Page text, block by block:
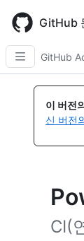
main
content
GitHub
GitHub
이 버전
신 버전
CI(